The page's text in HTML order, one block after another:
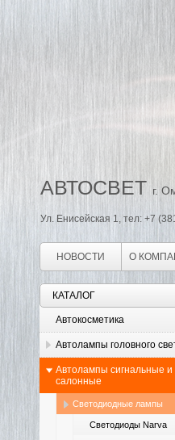
АВТОСВЕТ г.
Ул. Енисейская 1, тел: +7
НОВОСТИ О
КАТАЛОГ
Автокосметика
Автолампы головного
Автолампы сигнальные и
салонные
Светодиодные лампы
Светодиоды Narva